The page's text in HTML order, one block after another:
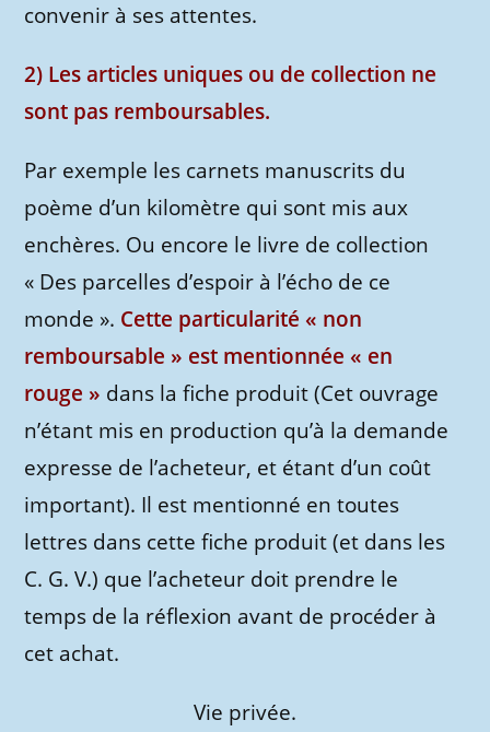
convenir à ses attentes.
2) Les articles uniques ou de collection ne
sont pas remboursables.
Par exemple les carnets manuscrits du
poème d’un kilomètre qui sont mis aux
enchères. Ou encore le livre de collection
« Des parcelles d’espoir à l’écho de ce
monde ». Cette particularité « non
remboursable » est mentionnée « en
rouge » dans la fiche produit (Cet ouvrage
n’étant mis en production qu’à la demande
expresse de l’acheteur, et étant d’un coût
important). Il est mentionné en toutes
lettres dans cette fiche produit (et dans les
C. G. V.) que l’acheteur doit prendre le
temps de la réflexion avant de procéder à
cet achat.
Vie privée.